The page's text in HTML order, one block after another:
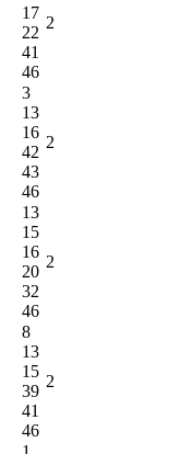
17
22
41
46
2
3
13
16
42
43
46
2
13
15
16
20
32
46
2
8
13
15
39
41
46
2